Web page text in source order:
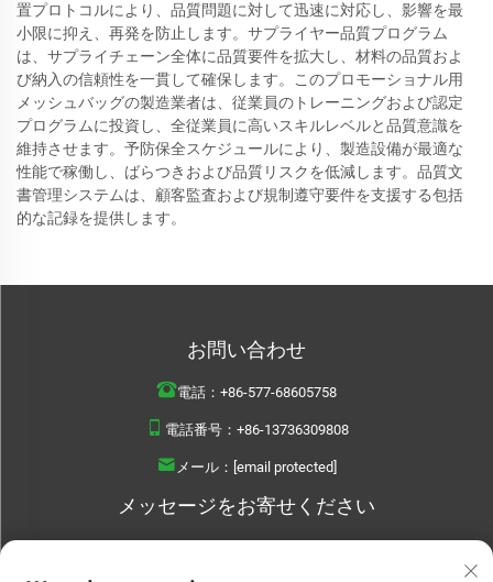
置プロトコルにより、品質問題に対して迅速に対応し、影響を最
小限に抑え、再発を防止します。サプライヤー品質プログラム
は、サプライチェーン全体に品質要件を拡大し、材料の品質およ
び納入の信頼性を一貫して確保します。このプロモーショナル用
メッシュバッグの製造業者は、従業員のトレーニングおよび認定
プログラムに投資し、全従業員に高いスキルレベルと品質意識を
維持させます。予防保全スケジュールにより、製造設備が最適な
性能で稼働し、ばらつきおよび品質リスクを低減します。品質文
書管理システムは、顧客監査および規制遵守要件を支援する包括
的な記録を提供します。
お問い合わせ
電話： +86-577-68605758
電話番号： +86-13736309808
メール： [email protected]
メッセージをお寄せください